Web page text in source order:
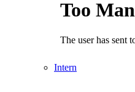
Intern